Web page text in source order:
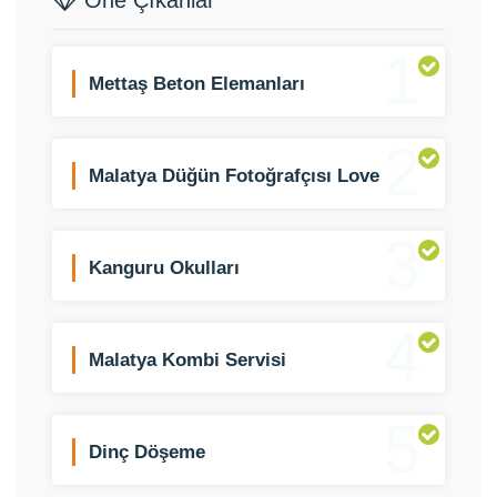
1
Mettaş Beton Elemanları
2
Malatya Düğün Fotoğrafçısı Love
3
Kanguru Okulları
4
Malatya Kombi Servisi
5
Dinç Döşeme